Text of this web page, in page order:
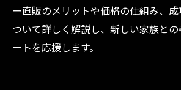
ー直販のメリットや価格の仕組み、
ついて詳しく解説し、新しい家族と
ートを応援します。